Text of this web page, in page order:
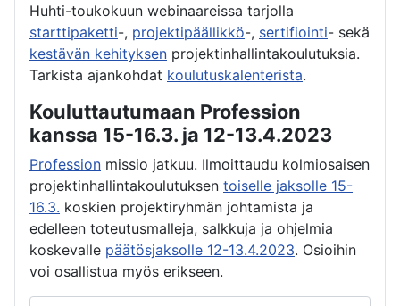
Huhti-toukokuun webinaareissa tarjolla
starttipaketti-, projektipäällikkö-, sertifiointi- sekä
kestävän kehityksen projektinhallintakoulutuksia.
Tarkista ajankohdat koulutuskalenterista.
Kouluttautumaan Profession
kanssa 15-16.3. ja 12-13.4.2023
Profession missio jatkuu. Ilmoittaudu kolmiosaisen
projektinhallintakoulutuksen toiselle jaksolle 15-
16.3. koskien projektiryhmän johtamista ja
edelleen toteutusmalleja, salkkuja ja ohjelmia
koskevalle päätösjaksolle 12-13.4.2023. Osioihin
voi osallistua myös erikseen.